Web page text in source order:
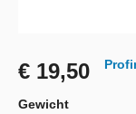
€ 19,50
Gewicht